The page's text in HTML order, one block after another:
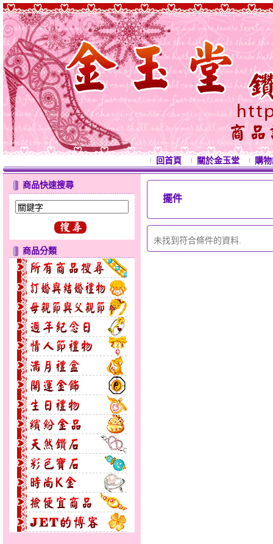
回首頁 關於金玉堂 購
商品快速搜尋
商品分類
擺件
未找到符合條件的資料.